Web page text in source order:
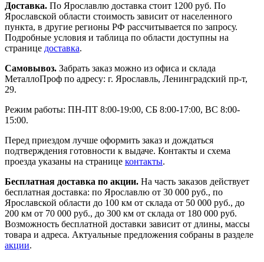
Доставка. По Ярославлю доставка стоит 1200 руб. По
Ярославской области стоимость зависит от населенного
пункта, в другие регионы РФ рассчитывается по запросу.
Подробные условия и таблица по области доступны на
странице доставка.
Самовывоз. Забрать заказ можно из офиса и склада
МеталлоПроф по адресу: г. Ярославль, Ленинградский пр-т,
29.
Режим работы: ПН-ПТ 8:00-19:00, СБ 8:00-17:00, ВС 8:00-
15:00.
Перед приездом лучше оформить заказ и дождаться
подтверждения готовности к выдаче. Контакты и схема
проезда указаны на странице контакты.
Бесплатная доставка по акции. На часть заказов действует
бесплатная доставка: по Ярославлю от 30 000 руб., по
Ярославской области до 100 км от склада от 50 000 руб., до
200 км от 70 000 руб., до 300 км от склада от 180 000 руб.
Возможность бесплатной доставки зависит от длины, массы
товара и адреса. Актуальные предложения собраны в разделе
акции.